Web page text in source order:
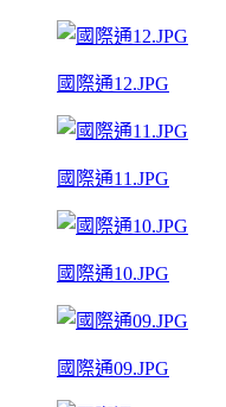
國際通12.JPG
國際通11.JPG
國際通10.JPG
國際通09.JPG